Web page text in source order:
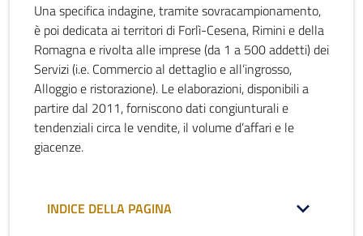
Una specifica indagine, tramite sovracampionamento,
è poi dedicata ai territori di Forlì-Cesena, Rimini e della
Romagna e rivolta alle imprese (da 1 a 500 addetti) dei
Servizi (i.e. Commercio al dettaglio e all’ingrosso,
Alloggio e ristorazione). Le elaborazioni, disponibili a
partire dal 2011, forniscono dati congiunturali e
tendenziali circa le vendite, il volume d’affari e le
giacenze.
INDICE DELLA PAGINA